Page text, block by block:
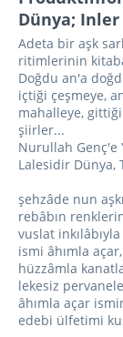
Dünya;
Adeta bir aşk
ritimlerinin
Doğdu an'a
içtiği çeşmeye,
mahalleye,
şiirler...
Nurullah Genç'e
Lalesidir Dünya,
şehzâde nun
rebâbın
vuslat
ismi âhımla
hüzzâmla
lekesiz
âhımla açar
edebi ülfetimi